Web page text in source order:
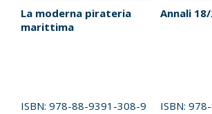
La moderna pirateria
marittima
ISBN: 978-88-9391-308-9
Annali
ISBN: